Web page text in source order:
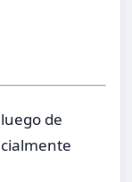
de